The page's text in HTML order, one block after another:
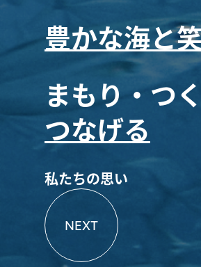
豊かな海と
まもり・つ
つなげる
私たちの思い
NEXT